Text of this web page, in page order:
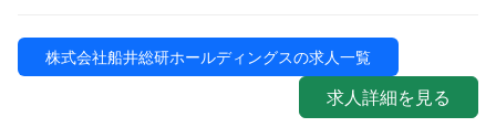
株式会社船井総研ホールディングスの求人一覧
求人詳細を見る